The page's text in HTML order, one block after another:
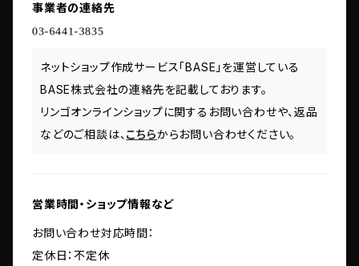
事業者の連絡先
ネットショップ作成サービス「BASE」を運営している
BASE株式会社の連絡先を記載しております。
リンゴオンラインショップに関するお問い合わせや、返品
などのご相談は、 こちらからお問い合わせください。
営業時間・ショップ情報など
お問い合わせ対応時間：
定休日：不定休